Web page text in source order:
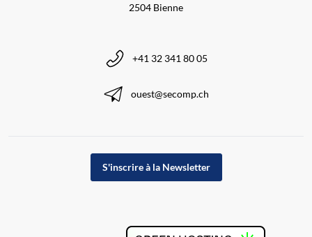
2504 Bienne
+41 32 341 80 05
ouest@secomp.ch
S'inscrire à la Newsletter